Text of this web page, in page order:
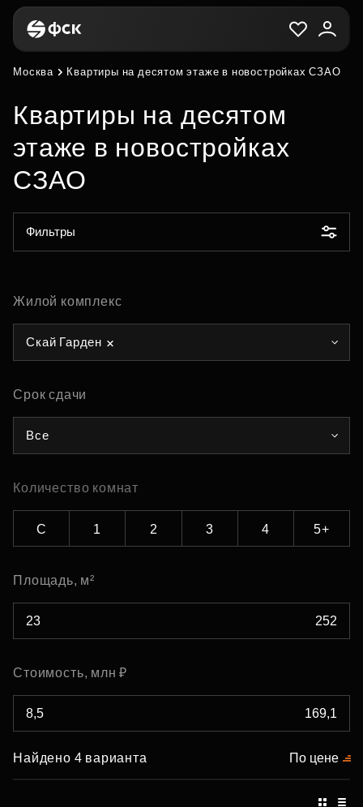
Москва Квартиры на десятом этаже в новостройках СЗАО
Квартиры на десятом
этаже в новостройках
СЗАО
Фильтры
Жилой комплекс
Скай Гарден
Срок сдачи
Все
Количество комнат
С 1 2 3 4 5+
Площадь, м²
Стоимость, млн ₽
Найдено 4 варианта По цене